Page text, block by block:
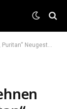
Neugestaltung ab